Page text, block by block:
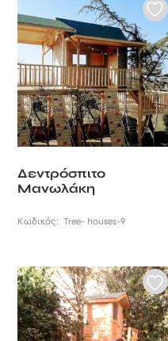
Δεντρόσπιτο
Μανωλάκη
Κωδικός:Tree- houses-9